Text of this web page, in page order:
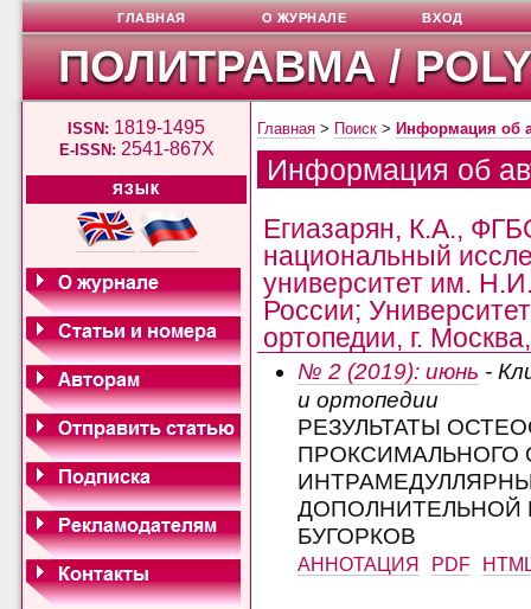
ПОЛИТРАВМА /
ISSN: 1819-1495
E-ISSN: 2541-867X
ЯЗЫК
ГЛАВНАЯ О ЖУРНАЛЕ ВХОД
Главная > Поиск > Информация об
Информация об
Егиазарян, К.А.,
национальный
университет им.
России;
ортопедии, г.
№ 2 (2019): июнь -
и ортопедии
РЕЗУЛЬТАТЫ
ПРОКСИМАЛЬНОГО
ДОПОЛНИТЕЛЬНОЙ
БУГОРКОВ
АННОТАЦИЯ PDF